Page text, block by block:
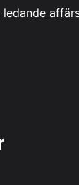
ledande